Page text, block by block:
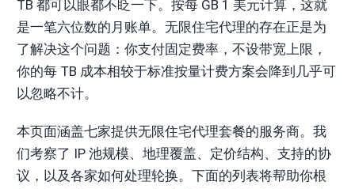
TB 都可以眼都不眨一下。按每 GB 1 美元计算，这就
是一笔六位数的月账单。无限住宅代理的存在正是为
了解决这个问题：你支付固定费率，不设带宽上限，
你的每 TB 成本相较于标准按量计费方案会降到几乎可
以忽略不计。
本页面涵盖七家提供无限住宅代理套餐的服务商。我
们考察了 IP 池规模、地理覆盖、定价结构、支持的协
议，以及各家如何处理轮换。下面的列表将帮助你根